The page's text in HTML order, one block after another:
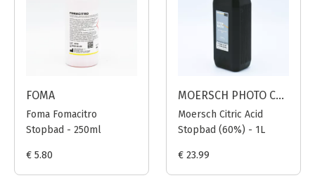
FOMA
Foma Fomacitro
Stopbad - 250ml
€ 5.80
MOERSCH PHOTO CHEMIE
Moersch Citric Acid
Stopbad (60%) - 1L
€ 23.99